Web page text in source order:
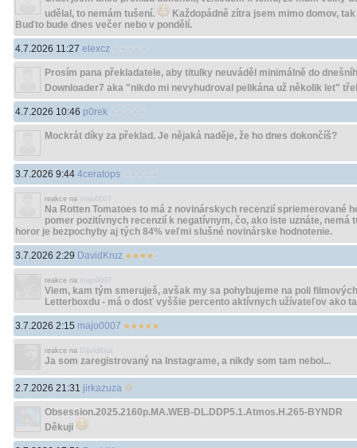
udělal, to nemám tušení.
Každopádně zítra jsem mimo domov,
Buďto bude dnes večer nebo v pondělí.
4.7.2026 11:27 elexcz
Prosím pana překladatele, aby titulky neuváděl minimálně do
Downloader7 aka "nikdo mi nevyhudroval pelikána už několik let"
4.7.2026 10:46 p0rek
Mockrát díky za překlad. Je nějaká naděje, že ho dnes dokončíš?
3.7.2026 9:44 4ceratops
reakce na majo0007
Na Rotten Tomatoes to má z novinárskych recenzií spriemerované
pomer pozitívnych recenzií k negatívnym, čo, ako iste uznáte, nemá
horor je bezpochyby aj tých 84% veľmi slušné novinárske hodnotenie.
3.7.2026 2:29 DavidKruz
reakce na majo0007
Viem, kam tým smeruješ, avšak my sa pohybujeme na poli
Letterboxdu - má o dosť vyššie percento aktívnych užívateľov ako
3.7.2026 2:15 majo0007
reakce na DavidKruz
Ja som zaregistrovaný na Instagrame, a nikdy som tam nebol...
2.7.2026 21:31 jirkazuza
Obsession.2025.2160p.MA.WEB-DL.DDP5.1.Atmos.H.265-BYNDR
Děkuji